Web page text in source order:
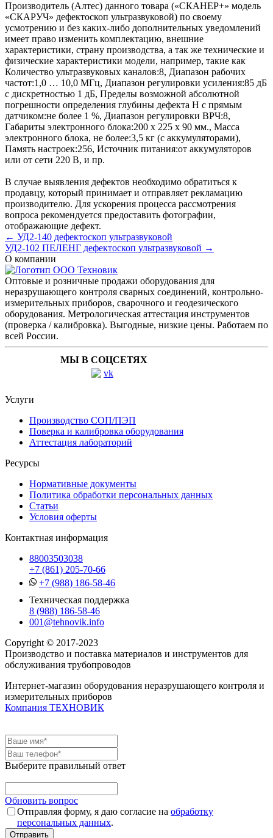
Производитель (Алтес) данного товара («СКАНЕР+» модель
«СКАРУЧ» дефектоскоп ультразвуковой) по своему
усмотрению и без каких-либо дополнительных уведомлений
имеет право изменить комплектацию, внешние
характеристики, страну производства, а так же технические и
физические характеристики модели, например, такие как
Количество ультразвуковых каналов:8, Диапазон рабочих
частот:1,0 … 10,0 МГц, Диапазон регулировки усиления:85 дБ
с дискретностью 1 дБ, Пределы возможной абсолютной
погрешности определения глубины дефекта H с прямым
датчиком:не более 1 %, Диапазон регулировки ВРЧ:8,
Габариты электронного блока:200 x 225 x 90 мм., Масса
электронного блока, не более:3,5 кг (с аккумуляторами),
Память настроек:256, Источник питания:от аккумуляторов
или от сети 220 В, и пр.
В случае выявления дефектов необходимо обратиться к
продавцу, который принимает и отправляет рекламацию
производителю. Для ускорения процесса рассмотрения
вопроса рекомендуется предоставить фотографии,
отображающие дефект.
← УД2-140 дефектоскоп ультразвуковой
УД2-102 ПЕЛЕНГ дефектоскоп ультразвуковой →
О компании
Оптовые и розничные продажи оборудования для
неразрушающего контроля сварных соединений, контрольно-
измерительных приборов, сварочного и геодезического
оборудования. Метрологическая аттестация инструментов
(проверка / калибровка). Выгодные, низкие цены. Работаем по
всей России.
МЫ В СОЦСЕТЯХ
Услуги
Производство СОП/ПЭП
Поверка и калибровка оборудования
Аттестация лабораторий
Ресурсы
Нормативные документы
Политика обработки персональных данных
Статьи
Условия оферты
Контактная информация
88003503038
+7 (861) 205-70-66
+7 (988) 186-58-46
Техническая поддержка
8 (988) 186-58-46
001@tehnovik.info
Copyright © 2017-2023
Производство и поставка материалов и инструментов для
обслуживания трубопроводов
Интернет-магазин оборудования неразрушающего контроля и
измерительных приборов
Компания ТЕХНОВИК
Выберите правильный ответ
Обновить вопрос
Отправляя форму, я даю согласие на обработку
персональных данных.